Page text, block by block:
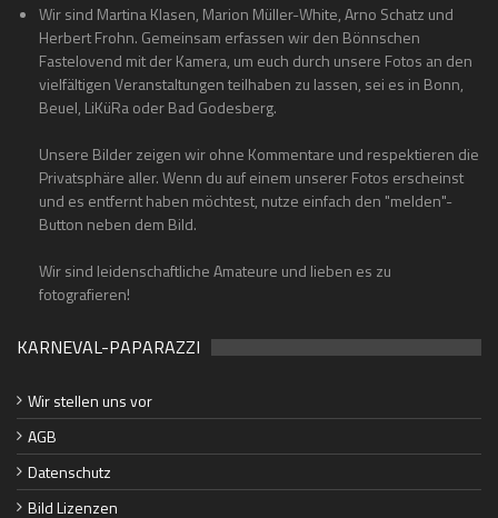
Wir sind Martina Klasen, Marion Müller-White, Arno Schatz und
Herbert Frohn. Gemeinsam erfassen wir den Bönnschen
Fastelovend mit der Kamera, um euch durch unsere Fotos an den
vielfältigen Veranstaltungen teilhaben zu lassen, sei es in Bonn,
Beuel, LiKüRa oder Bad Godesberg.
Unsere Bilder zeigen wir ohne Kommentare und respektieren die
Privatsphäre aller. Wenn du auf einem unserer Fotos erscheinst
und es entfernt haben möchtest, nutze einfach den "melden"-
Button neben dem Bild.
Wir sind leidenschaftliche Amateure und lieben es zu
fotografieren!
KARNEVAL-PAPARAZZI
Wir stellen uns vor
AGB
Datenschutz
Bild Lizenzen